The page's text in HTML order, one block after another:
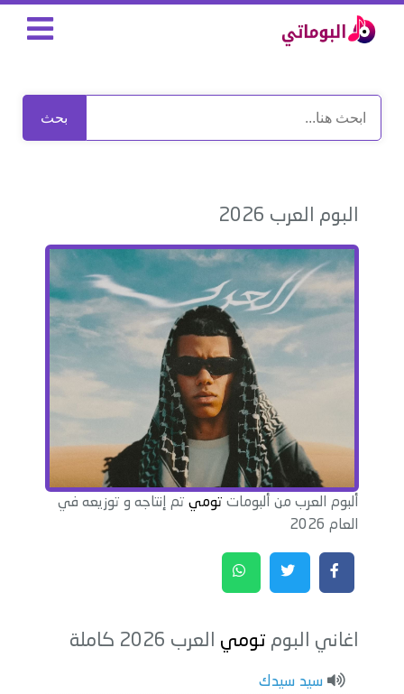
بحث
البوم العرب 2026
ألبوم العرب من ألبومات تومي تم إنتاجه و توزيعه في
العام 2026
اغاني البوم تومي العرب 2026 كاملة
سيد سيدك